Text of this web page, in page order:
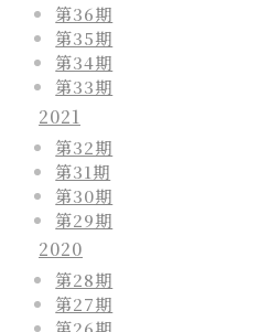
第36期
第35期
第34期
第33期
2021
第32期
第31期
第30期
第29期
2020
第28期
第27期